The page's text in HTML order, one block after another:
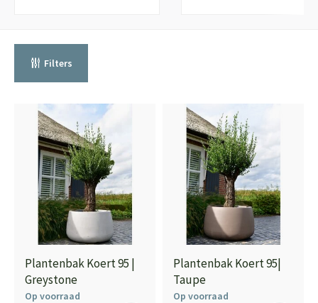
Filters
Plantenbak Koert 95 |
Greystone
Op voorraad
Plantenbak Koert 95|
Taupe
Op voorraad